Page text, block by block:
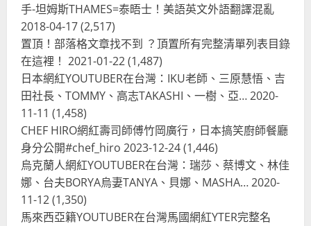
手-坦姆斯THAMES=泰晤士！美語英文外語翻譯混亂
2018-04-17(2,517)
置頂！部落格文章找不到 ？頂置所有完整清單列表目錄
在這裡！ 2021-01-22(1,487)
日本網紅YOUTUBER在台灣：IKU老師、三原慧悟、吉
田社長、TOMMY、高志TAKASHI、一樹、亞…2020-
11-11 (1,458)
CHEF HIRO網紅壽司師傅竹岡廣行，日本搞笑廚師餐廳
身分公開#chef_hiro 2023-12-24(1,446)
烏克蘭人網紅YOUTUBER在台灣：瑞莎、蔡博文、林佳
娜、台夫BORYA烏妻TANYA、貝娜、MASHA…2020-
11-12(1,350)
馬來西亞籍YOUTUBER在台灣馬國網紅YTER完整名
3
台灣餐飲在全球 電影戲劇
獨家！芭比珍奶！珍珠奶茶飲料
BARBIE芭比娃娃肯尼電影聯名網友官
方影片！日出茶太CHATIME澳洲限定
活動
2023-08-03
4
台灣餐飲在全球
受歡迎，波霸奶茶門市顧客大排長
龍，網紅宣傳華沙珍奶店人潮多
2023-07-15
台灣餐飲在全球
泰豐受歡迎台灣米其林餐廳！加州賭